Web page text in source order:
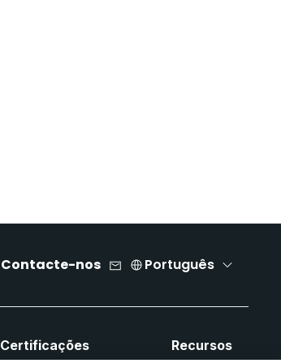
Contacte-nos Português
Certificações Recursos